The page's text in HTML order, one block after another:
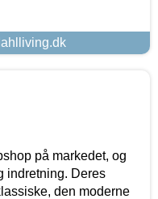
på markedet, og
indretning. Deres
den moderne